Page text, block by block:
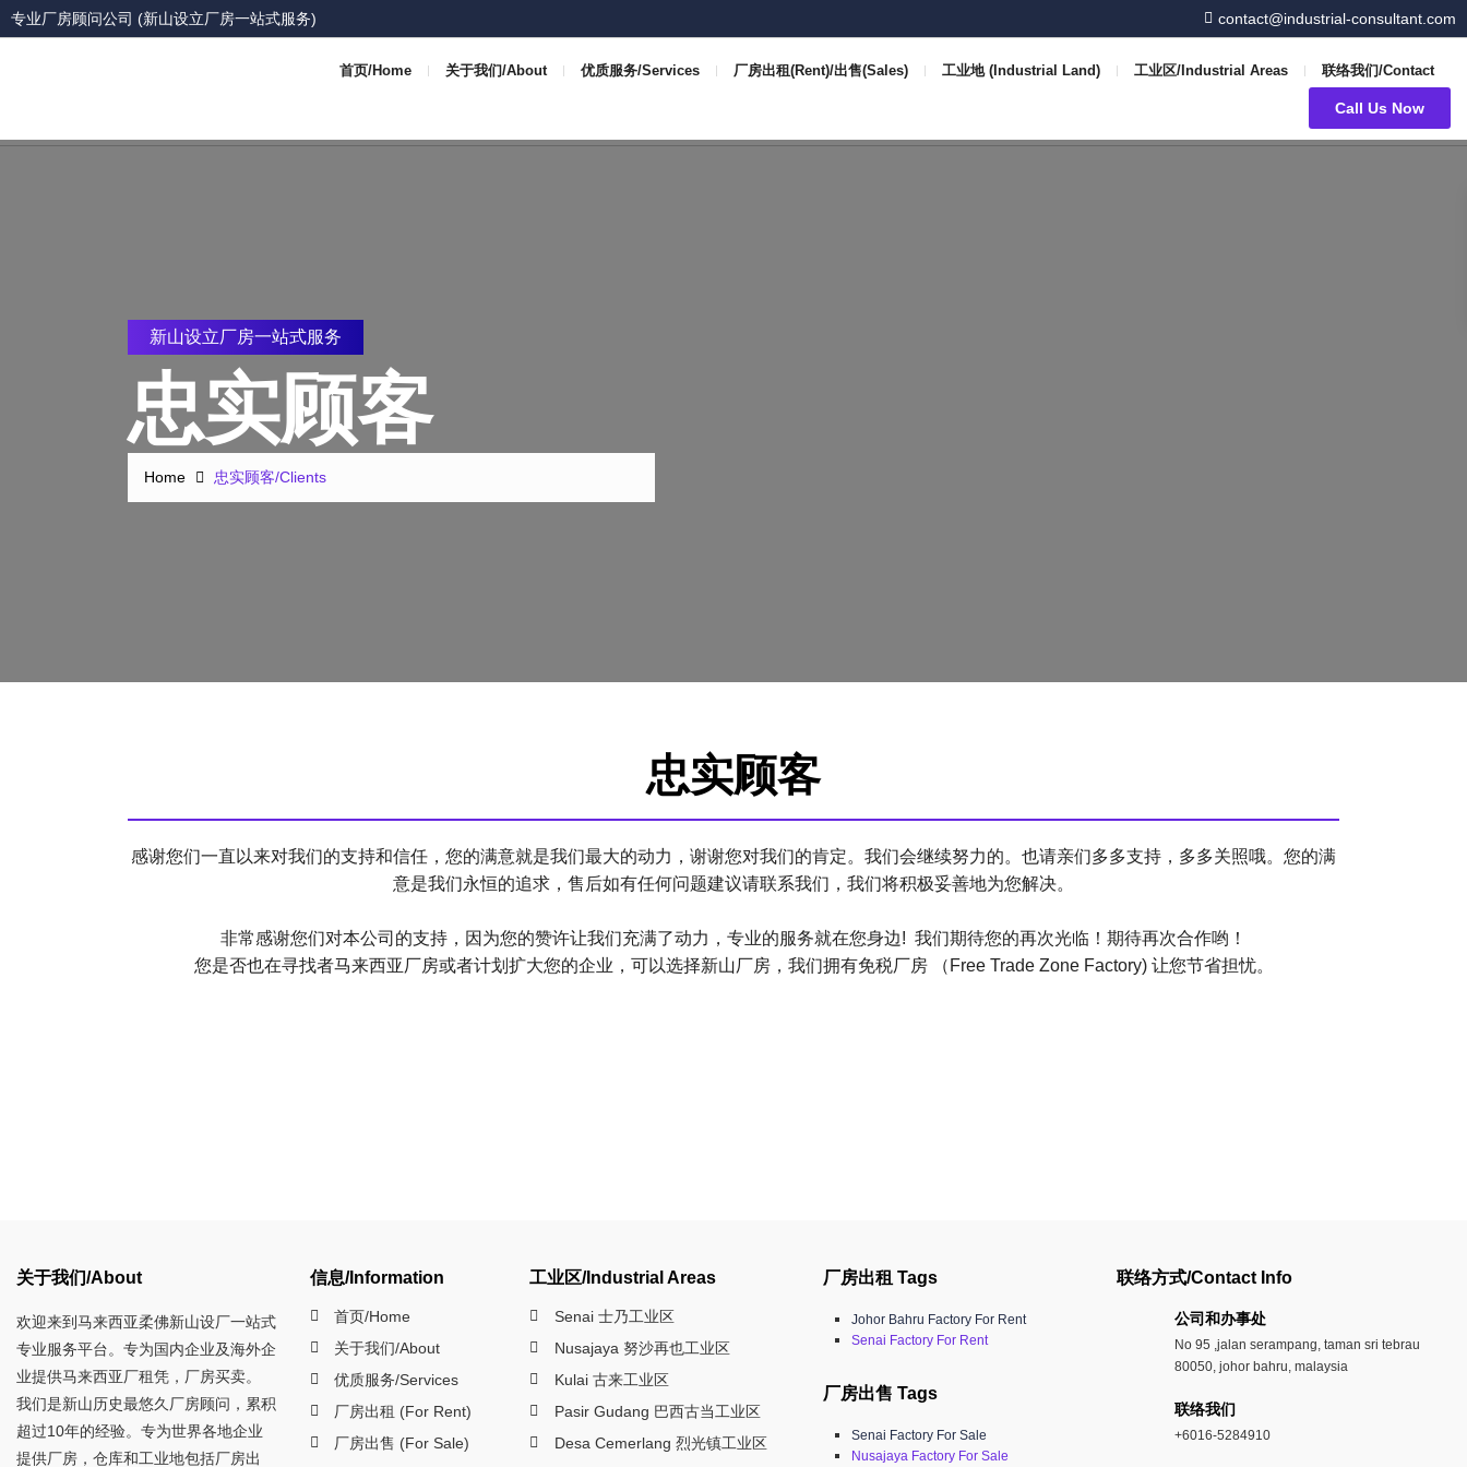
专业厂房顾问公司 (新山设立厂房一站式服务) contact@industrial-consultant.com
首页/Home 关于我们/About 优质服务/Services 厂房出租(Rent)/出售(Sales) 工业地 (Industrial Land) 工业区/Industrial Areas 联络我们/Contact
Call Us Now
新山设立厂房一站式服务
忠实顾客
Home 忠实顾客/Clients
忠实顾客
感谢您们一直以来对我们的支持和信任，您的满意就是我们最大的动力，谢谢您对我们的肯定。我们会继续努力的。也请亲们多多支持，多多关照哦。您的满
意是我们永恒的追求，售后如有任何问题建议请联系我们，我们将积极妥善地为您解决。
非常感谢您们对本公司的支持，因为您的赞许让我们充满了动力，专业的服务就在您身边! 我们期待您的再次光临！期待再次合作哟！
​您是否也在寻找者马来西亚厂房或者计划扩大您的企业，可以选择新山厂房，我们拥有免税厂房 （Free Trade Zone Factory) 让您节省担忧。
关于我们/About
欢迎来到马来西亚柔佛新山设厂一站式
专业服务平台。专为国内企业及海外企
业提供马来西亚厂租凭，厂房买卖。
我们是新山历史最悠久厂房顾问，累积
超过10年的经验。专为世界各地企业
提供厂房，仓库和工业地包括厂房出
信息/Information
首页/Home
关于我们/About
优质服务/Services
厂房出租 (For Rent)
厂房出售 (For Sale)
工业区/Industrial Areas
Senai 士乃工业区
Nusajaya 努沙再也工业区
Kulai 古来工业区
Pasir Gudang 巴西古当工业区
Desa Cemerlang 烈光镇工业区
厂房出租 Tags
Johor Bahru Factory For Rent
Senai Factory For Rent
厂房出售 Tags
Senai Factory For Sale
Nusajaya Factory For Sale
联络方式/Contact Info
公司和办事处​
No 95 ,jalan serampang, taman sri tebrau
80050, johor bahru, malaysia
联络我们
+6016-5284910